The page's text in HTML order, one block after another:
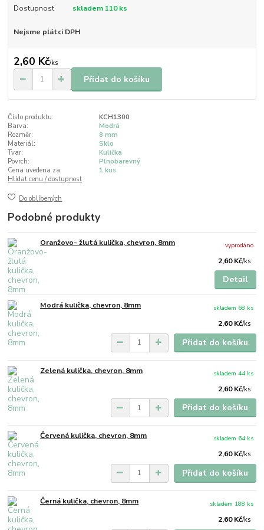
Dostupnost skladem 110 ks
Nejsme plátci DPH
2,60 Kč/ks
Přidat do košíku
Číslo produktu:
KCH1300
Barva:
Modrá
Rozměr:
8 mm
Materiál:
Sklo
Tvar:
Kulička
Povrch:
Plnobarevný
Cena uvedena za:
1 kus
Hlídat cenu / dostupnost
Do oblíbených
Podobné produkty
Oranžovo- žlutá kulička, chevron, 8mm
2,60 Kč/ks
vyprodáno
Detail
Modrá kulička, chevron, 8mm
2,60 Kč/ks
skladem 68 ks
Přidat do košíku
Zelená kulička, chevron, 8mm
2,60 Kč/ks
skladem 44 ks
Přidat do košíku
Červená kulička, chevron, 8mm
2,60 Kč/ks
skladem 64 ks
Přidat do košíku
Černá kulička, chevron, 8mm
2,60 Kč/ks
skladem 188 ks